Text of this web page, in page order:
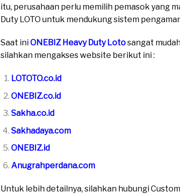
itu, perusahaan perlu memilih pemasok yang
Duty LOTO untuk mendukung sistem
Saat iniONEBIZ Heavy Duty Lotosangat
silahkan mengakses website berikut ini :
LOTOTO.co.id
ONEBIZ.co.id
Sakha.co.id
Sakhadaya.com
ONEBIZ.id
Anugrahperdana.com
Untuk lebih detailnya, silahkan hubungi